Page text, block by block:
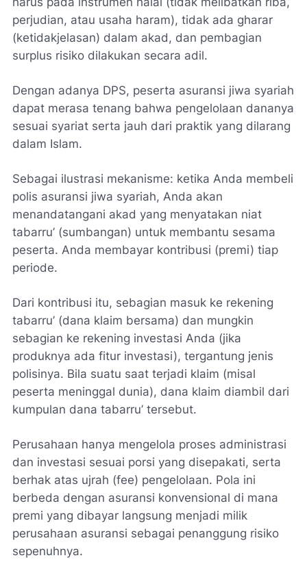
perjudian, atau usaha haram), tidak ada gharar
(ketidakjelasan) dalam akad, dan pembagian
surplus risiko dilakukan secara adil.
Dengan adanya DPS, peserta asuransi jiwa syariah
dapat merasa tenang bahwa pengelolaan dananya
sesuai syariat serta jauh dari praktik yang dilarang
dalam Islam.
Sebagai ilustrasi mekanisme: ketika Anda membeli
polis asuransi jiwa syariah, Anda akan
menandatangani akad yang menyatakan niat
tabarru’ (sumbangan) untuk membantu sesama
peserta. Anda membayar kontribusi (premi) tiap
periode.
Dari kontribusi itu, sebagian masuk ke rekening
tabarru’ (dana klaim bersama) dan mungkin
sebagian ke rekening investasi Anda (jika
produknya ada fitur investasi), tergantung jenis
polisinya. Bila suatu saat terjadi klaim (misal
peserta meninggal dunia), dana klaim diambil dari
kumpulan dana tabarru’ tersebut.
Perusahaan hanya mengelola proses administrasi
dan investasi sesuai porsi yang disepakati, serta
berhak atas ujrah (fee) pengelolaan. Pola ini
berbeda dengan asuransi konvensional di mana
premi yang dibayar langsung menjadi milik
perusahaan asuransi sebagai penanggung risiko
sepenuhnya.